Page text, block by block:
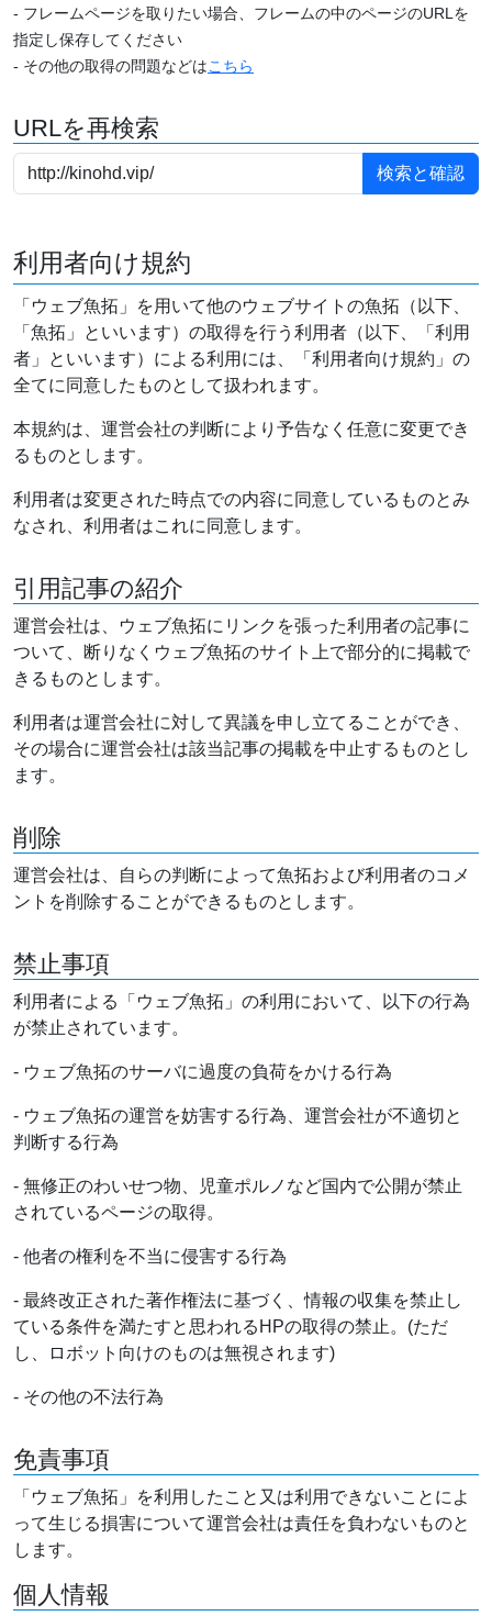
- フレームページを取りたい場合、フレームの中のページのURLを
指定し保存してください
- その他の取得の問題などはこちら
URLを再検索
利用者向け規約
「ウェブ魚拓」を用いて他のウェブサイトの魚拓（以下、
「魚拓」といいます）の取得を行う利用者（以下、「利用
者」といいます）による利用には、「利用者向け規約」の
全てに同意したものとして扱われます。
本規約は、運営会社の判断により予告なく任意に変更でき
るものとします。
利用者は変更された時点での内容に同意しているものとみ
なされ、利用者はこれに同意します。
引用記事の紹介
運営会社は、ウェブ魚拓にリンクを張った利用者の記事に
ついて、断りなくウェブ魚拓のサイト上で部分的に掲載で
きるものとします。
利用者は運営会社に対して異議を申し立てることができ、
その場合に運営会社は該当記事の掲載を中止するものとし
ます。
削除
運営会社は、自らの判断によって魚拓および利用者のコメ
ントを削除することができるものとします。
禁止事項
利用者による「ウェブ魚拓」の利用において、以下の行為
が禁止されています。
- ウェブ魚拓のサーバに過度の負荷をかける行為
- ウェブ魚拓の運営を妨害する行為、運営会社が不適切と
判断する行為
- 無修正のわいせつ物、児童ポルノなど国内で公開が禁止
されているページの取得。
- 他者の権利を不当に侵害する行為
- 最終改正された著作権法に基づく、情報の収集を禁止し
ている条件を満たすと思われるHPの取得の禁止。(ただ
し、ロボット向けのものは無視されます)
- その他の不法行為
免責事項
「ウェブ魚拓」を利用したこと又は利用できないことによ
って生じる損害について運営会社は責任を負わないものと
します。
個人情報